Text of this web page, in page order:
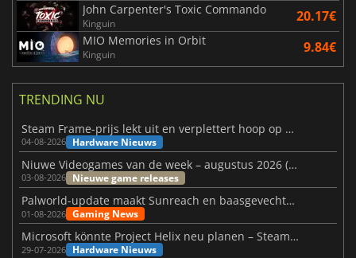
John Carpenter's Toxic Commando
Kinguin 20.17€
MIO Memories in Orbit
Kinguin 9.84€
TRENDING NU
Steam Frame-prijs lekt uit en verplettert hoop op betaalbare VR
04-08-2026 Hardware Nieuws
Niuwe Videogames van de week – augustus 2026 (week 32)
03-08-2026 Nieuwe game releases
Palworld-update maakt Sunreach en baasgevechten stabieler
01-08-2026 Gaming News
Microsoft könnte Project Helix neu planen – Steam-Support wackelt
29-07-2026 Hardware Nieuws